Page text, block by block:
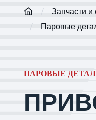
/ Запчасти и
/ Паровые
ПАРОВЫЕ